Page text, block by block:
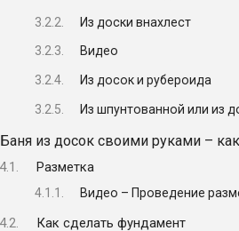
Из доски внахлест
Видео
Из досок и рубероида
Из шпунтованной или из
Баня из досок своими руками –
Разметка
Видео – Проведение
Как сделать фундамент